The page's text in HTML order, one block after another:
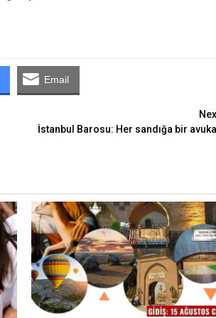
Email
İstanbul Barosu: Her sandığa bir